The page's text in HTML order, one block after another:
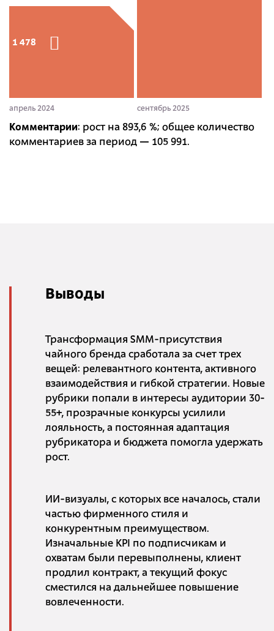
1 478
апрель 2024 сентябрь 2025
Комментарии: рост на 893,6 %; общее количество
комментариев за период — 105 991.
Выводы
Трансформация SMM-присутствия
чайного бренда сработала за счет трех
вещей: релевантного контента, активного
взаимодействия и гибкой стратегии. Новые
рубрики попали в интересы аудитории 30-
55+, прозрачные конкурсы усилили
лояльность, а постоянная адаптация
рубрикатора и бюджета помогла удержать
рост.
ИИ-визуалы, с которых все началось, стали
частью фирменного стиля и
конкурентным преимуществом.
Изначальные KPI по подписчикам и
охватам были перевыполнены, клиент
продлил контракт, а текущий фокус
сместился на дальнейшее повышение
вовлеченности.